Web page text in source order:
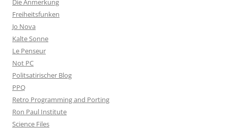
Die Anmerkung
Freiheitsfunken
Jo Nova
Kalte Sonne
Le Penseur
Not PC
Politsatirischer Blog
PPQ
Retro Programming and Porting
Ron Paul Institute
Science Files